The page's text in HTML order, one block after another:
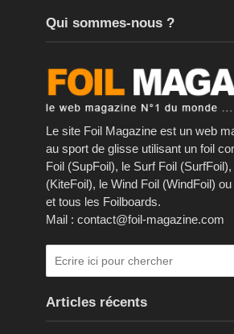
Qui sommes-nous ?
Le site Foil Magazine est un web
au sport de glisse utilisant un foil
Foil (SupFoil), le Surf Foil
(KiteFoil), le Wind Foil (WindFoil)
et tous les Foilboards.
Mail : contact@foil-magazine.com
Articles récents